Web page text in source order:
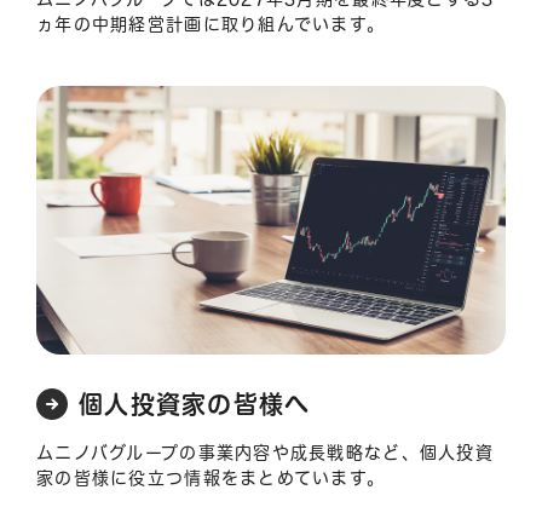
ヵ年の中期経営計画に取り組んでいます。
個人投資家の皆様へ
ムニノバグループの事業内容や成長戦略など、個人投資
家の皆様に役立つ情報をまとめています。